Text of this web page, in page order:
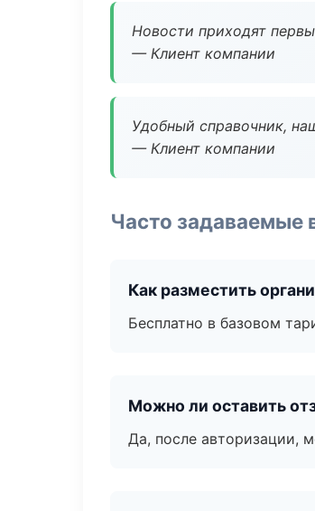
Новости приходят
— Клиент компании
Удобный справочник,
— Клиент компании
Часто задаваемые
Как разместить
Бесплатно в базовом
Можно ли оставить
Да, после авторизации,